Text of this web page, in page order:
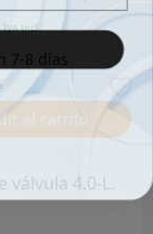
al carrito